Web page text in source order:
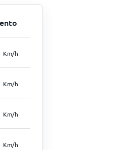
Km/h
Km/h
Km/h
Km/h